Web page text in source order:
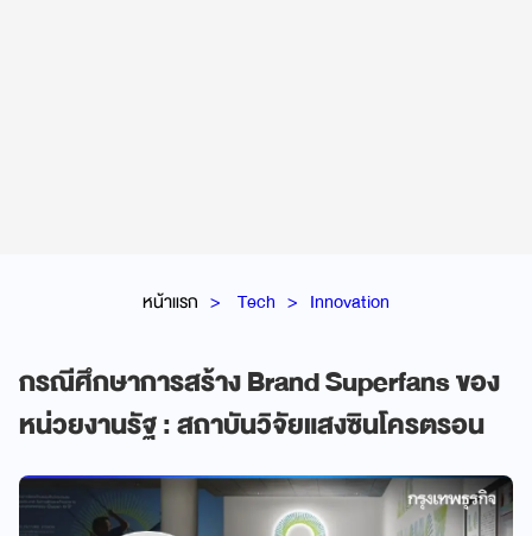
หน้าแรก Tech Innovation
กรณีศึกษาการสร้าง Brand Superfans ของ
หน่วยงานรัฐ : สถาบันวิจัยแสงซินโครตรอน